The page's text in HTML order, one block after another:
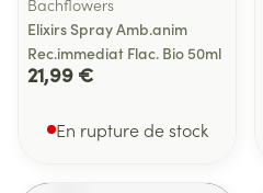
Bachflowers
Elixirs Spray Amb.anim
Rec.immediat Flac. Bio 50ml
21,99 €
En rupture de stock